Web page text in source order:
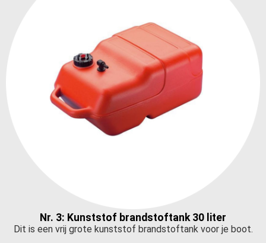
Nr. 3: Kunststof brandstoftank 30 liter
Dit is een vrij grote kunststof brandstoftank voor je boot.